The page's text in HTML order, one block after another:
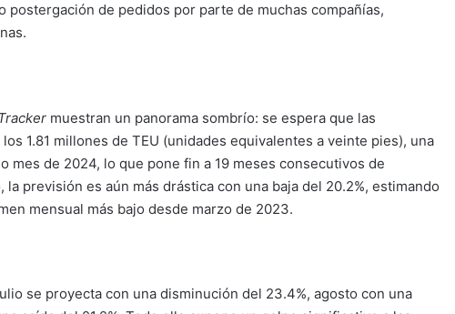
postergación de pedidos por parte de muchas compañías,
muestran un panorama sombrío: se espera que las
1.81 millones de TEU (unidades equivalentes a veinte pies), una
mes de 2024, lo que pone fin a 19 meses consecutivos de
previsión es aún más drástica con una baja del 20.2%, estimando
mensual más bajo desde marzo de 2023.
se proyecta con una disminución del 23.4%, agosto con una